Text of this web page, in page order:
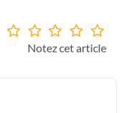
Notez cet article